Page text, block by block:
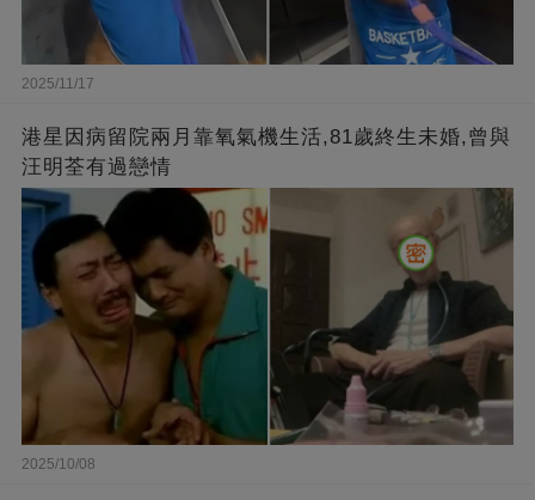
2025/11/17
港星因病留院兩月靠氧氣機生活,81歲終生未婚,曾與
汪明荃有過戀情
2025/10/08